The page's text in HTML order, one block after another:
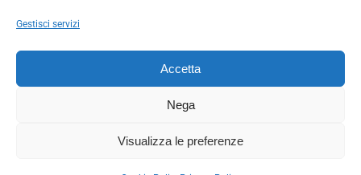
Gestisci servizi
Accetta
Nega
Visualizza le preferenze
La Società ha inoltre adottato un proprio Codice Etico, consultabile al seguente link:
Scarica il Codice Etico